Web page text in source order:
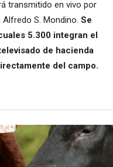
transmitido en vivo por
Alfredo S. Mondino. Se
5.300 integran el
de hacienda
del campo.